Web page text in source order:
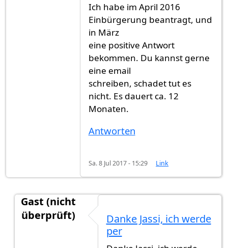
Ich habe im April 2016
Einbürgerung beantragt, und
in März
eine positive Antwort
bekommen. Du kannst gerne
eine email
schreiben, schadet tut es
nicht. Es dauert ca. 12
Monaten.
Antworten
Sa. 8 Jul 2017 - 15:29 Link
Gast (nicht
überprüft)
Ich habe im April 2016vonGast
Danke Jassi, ich werde
per